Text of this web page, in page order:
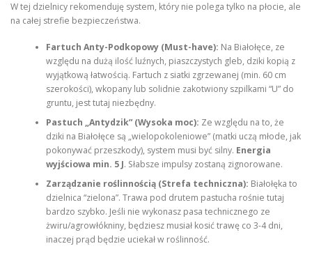
W tej dzielnicy rekomenduję system, który nie polega tylko na płocie, ale
na całej strefie bezpieczeństwa.
Fartuch Anty-Podkopowy (Must-have): Na Białołęce, ze
względu na dużą ilość luźnych, piaszczystych gleb, dziki kopią z
wyjątkową łatwością. Fartuch z siatki zgrzewanej (min. 60 cm
szerokości), wkopany lub solidnie zakotwiony szpilkami “U” do
gruntu, jest tutaj niezbędny.
Pastuch „Antydzik” (Wysoka moc): Ze względu na to, że
dziki na Białołęce są „wielopokoleniowe” (matki uczą młode, jak
pokonywać przeszkody), system musi być silny. Energia
wyjściowa min. 5 J. Słabsze impulsy zostaną zignorowane.
Zarządzanie roślinnością (Strefa techniczna): Białołęka to
dzielnica “zielona”. Trawa pod drutem pastucha rośnie tutaj
bardzo szybko. Jeśli nie wykonasz pasa technicznego ze
żwiru/agrowłókniny, będziesz musiał kosić trawę co 3-4 dni,
inaczej prąd będzie uciekał w roślinność.